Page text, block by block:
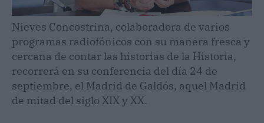
Nieves Concostrina, colaboradora de varios
programas radiofónicos con su manera fresca y
cercana de contar las historias de la Historia,
recorrerá en su conferencia del día 24 de
septiembre, el Madrid de Galdós, aquel Madrid
de mitad del siglo XIX y XX.